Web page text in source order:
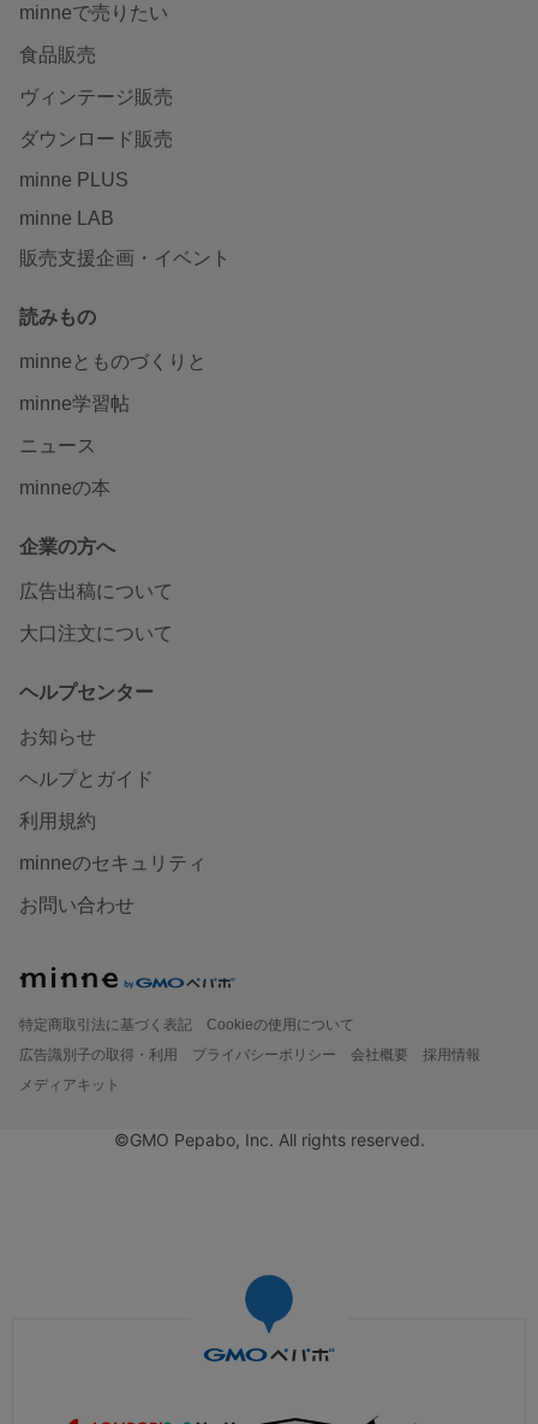
minneで売りたい
食品販売
ヴィンテージ販売
ダウンロード販売
minne PLUS
minne LAB
販売支援企画・イベント
読みもの
minneとものづくりと
minne学習帖
ニュース
minneの本
企業の方へ
広告出稿について
大口注文について
ヘルプセンター
お知らせ
ヘルプとガイド
利用規約
minneのセキュリティ
お問い合わせ
特定商取引法に基づく表記
Cookieの使用について
広告識別子の取得・利用
プライバシーポリシー 会社概要
採用情報
メディアキット
©GMO Pepabo, Inc. All rights reserved.